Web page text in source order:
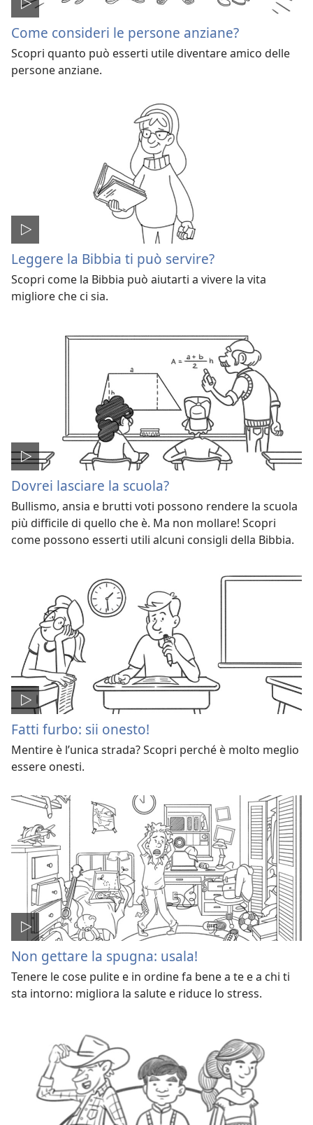
Come consideri le persone anziane?
Scopri quanto può esserti utile diventare amico delle
persone anziane.
Leggere la Bibbia ti può servire?
Scopri come la Bibbia può aiutarti a vivere la vita
migliore che ci sia.
Dovrei lasciare la scuola?
Bullismo, ansia e brutti voti possono rendere la scuola
più difficile di quello che è. Ma non mollare! Scopri
come possono esserti utili alcuni consigli della Bibbia.
Fatti furbo: sii onesto!
Mentire è l’unica strada? Scopri perché è molto meglio
essere onesti.
Non gettare la spugna: usala!
Tenere le cose pulite e in ordine fa bene a te e a chi ti
sta intorno: migliora la salute e riduce lo stress.